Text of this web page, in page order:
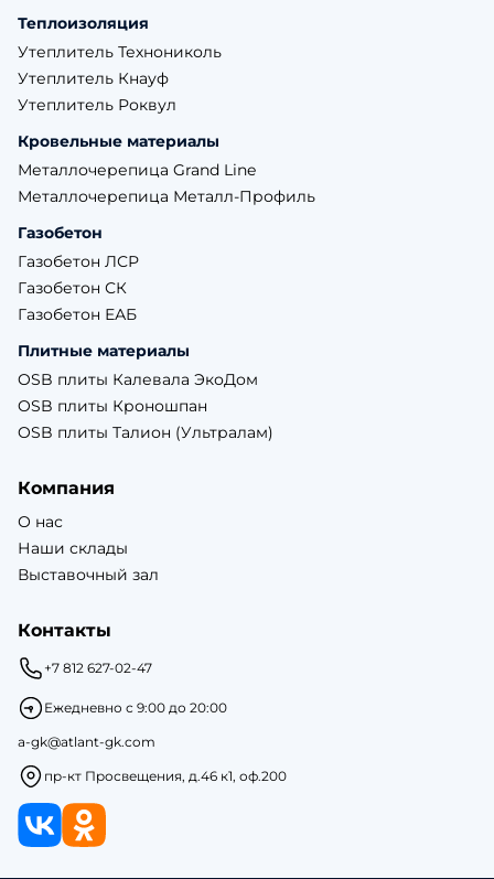
Теплоизоляция
Утеплитель Технониколь
Утеплитель Кнауф
Утеплитель Роквул
Кровельные материалы
Металлочерепица Grand Line
Металлочерепица Металл-Профиль
Газобетон
Газобетон ЛСР
Газобетон СК
Газобетон ЕАБ
Плитные материалы
OSB плиты Калевала ЭкоДом
OSB плиты Кроношпан
OSB плиты Талион (Ультралам)
Компания
О нас
Наши склады
Выставочный зал
Контакты
+7 812 627-02-47
Ежедневно с 9:00 до 20:00
a-gk@atlant-gk.com
пр-кт Просвещения, д.46 к1, оф.200